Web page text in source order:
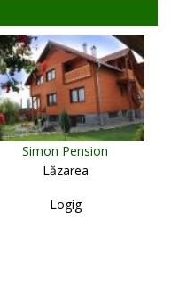
Simon Pension
Lăzarea
Logig